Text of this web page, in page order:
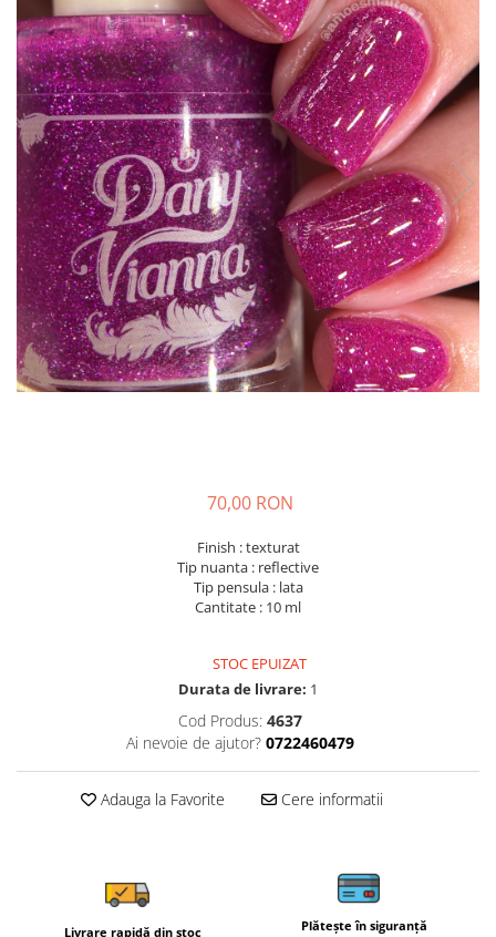
70,00 RON
Finish : texturat
Tip nuanta : reflective
Tip pensula : lata
Cantitate : 10 ml
STOC EPUIZAT
Durata de livrare: 1
Cod Produs: 4637
Ai nevoie de ajutor? 0722460479
Adauga la Favorite Cere informatii
Livrare rapidă din stoc Plătește în siguranță